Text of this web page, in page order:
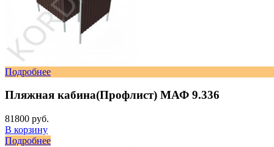
Подробнее
Пляжная кабина(Профлист) МАФ 9.336
81800 руб.
В корзину
Подробнее